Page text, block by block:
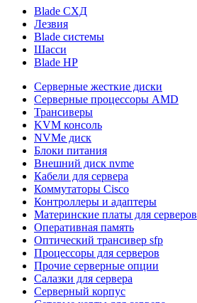
Blade СХД
Лезвия
Blade системы
Шасси
Blade HP
Серверные жесткие диски
Серверные процессоры AMD
Трансиверы
KVM консоль
NVMe диск
Блоки питания
Внешний диск nvme
Кабели для сервера
Коммутаторы Cisco
Контроллеры и адаптеры
Материнские платы для серверов
Оперативная память
Оптический трансивер sfp
Процессоры для серверов
Прочие серверные опции
Салазки для сервера
Серверный корпус